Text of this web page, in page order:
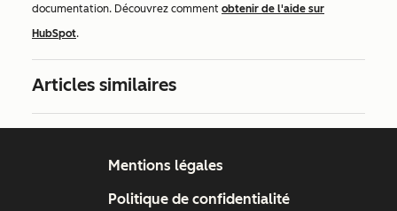
documentation. Découvrez comment obtenir de l'aide sur
HubSpot.
Articles similaires
Mentions légales
Politique de confidentialité